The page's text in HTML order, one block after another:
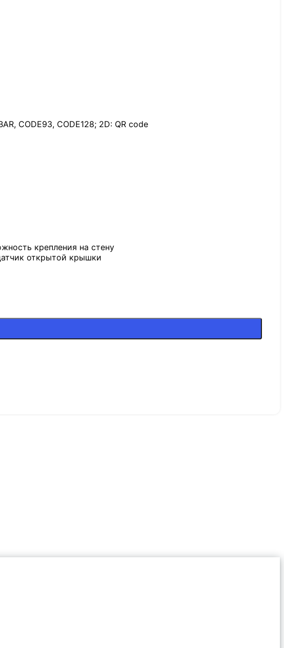
CODE93, CODE128; 2D: QR code
крепления на стену
открытой крышки